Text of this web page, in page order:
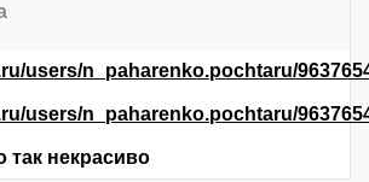
users/n_paharenko.pochtaru/
users/n_paharenko.pochtaru/
так некрасиво